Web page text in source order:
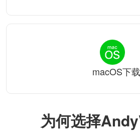
为何选择
macOS下载